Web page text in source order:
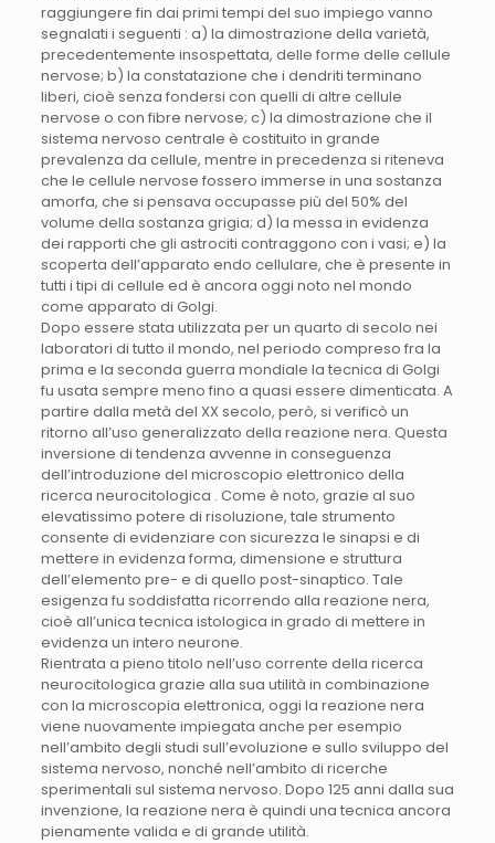
raggiungere fin dai primi tempi del suo impiego vanno
segnalati i seguenti : a) la dimostrazione della varietà,
precedentemente insospettata, delle forme delle cellule
nervose; b) la constatazione che i dendriti terminano
liberi, cioè senza fondersi con quelli di altre cellule
nervose o con fibre nervose; c) la dimostrazione che il
sistema nervoso centrale è costituito in grande
prevalenza da cellule, mentre in precedenza si riteneva
che le cellule nervose fossero immerse in una sostanza
amorfa, che si pensava occupasse più del 50% del
volume della sostanza grigia; d) la messa in evidenza
dei rapporti che gli astrociti contraggono con i vasi; e) la
scoperta dell’apparato endo cellulare, che è presente in
tutti i tipi di cellule ed è ancora oggi noto nel mondo
come apparato di Golgi.
Dopo essere stata utilizzata per un quarto di secolo nei
laboratori di tutto il mondo, nel periodo compreso fra la
prima e la seconda guerra mondiale la tecnica di Golgi
fu usata sempre meno fino a quasi essere dimenticata. A
partire dalla metà del XX secolo, però, si verificò un
ritorno all’uso generalizzato della reazione nera. Questa
inversione di tendenza avvenne in conseguenza
dell’introduzione del microscopio elettronico della
ricerca neurocitologica . Come è noto, grazie al suo
elevatissimo potere di risoluzione, tale strumento
consente di evidenziare con sicurezza le sinapsi e di
mettere in evidenza forma, dimensione e struttura
dell’elemento pre- e di quello post-sinaptico. Tale
esigenza fu soddisfatta ricorrendo alla reazione nera,
cioè all’unica tecnica istologica in grado di mettere in
evidenza un intero neurone.
Rientrata a pieno titolo nell’uso corrente della ricerca
neurocitologica grazie alla sua utilità in combinazione
con la microscopia elettronica, oggi la reazione nera
viene nuovamente impiegata anche per esempio
nell’ambito degli studi sull’evoluzione e sullo sviluppo del
sistema nervoso, nonché nell’ambito di ricerche
sperimentali sul sistema nervoso. Dopo 125 anni dalla sua
invenzione, la reazione nera è quindi una tecnica ancora
pienamente valida e di grande utilità.